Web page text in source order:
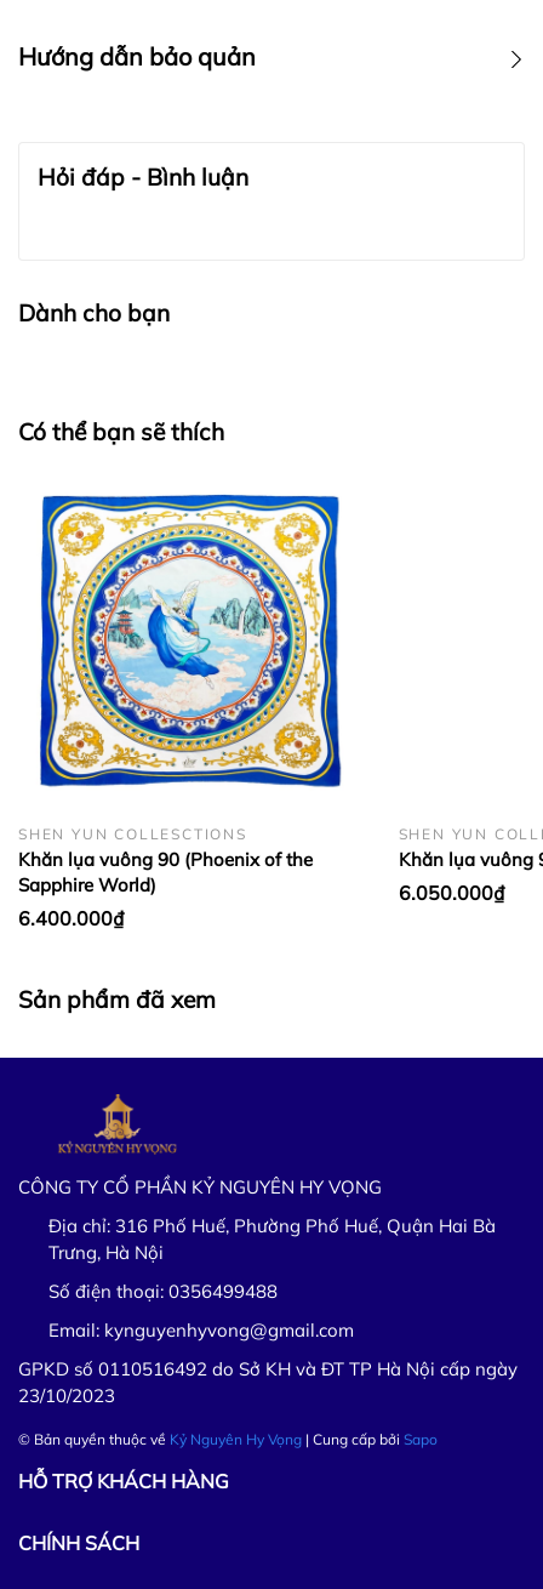
Hướng dẫn bảo quản
BẢO QUẢN LỤA VÀ CASHMERE:
Hỏi đáp - Bình luận
Dành cho bạn
Có thể bạn sẽ thích
SHEN YUN COLLESCTIONS
Khăn lụa vuông 90 (Phoenix of the
Sapphire World)
6.400.000₫
SHEN YUN
Khăn lụa vuông
6.050.000₫
Sản phẩm đã xem
CÔNG TY CỔ PHẦN KỶ NGUYÊN HY VỌNG
Địa chỉ: 316 Phố Huế, Phường Phố Huế, Quận Hai Bà
Trưng, Hà Nội
Số điện thoại: 0356499488
Email: kynguyenhyvong@gmail.com
GPKD số 0110516492 do Sở KH và ĐT TP Hà Nội cấp ngày
23/10/2023
© Bản quyền thuộc về Kỷ Nguyên Hy Vọng | Cung cấp bởi Sapo
HỖ TRỢ KHÁCH HÀNG
CHÍNH SÁCH